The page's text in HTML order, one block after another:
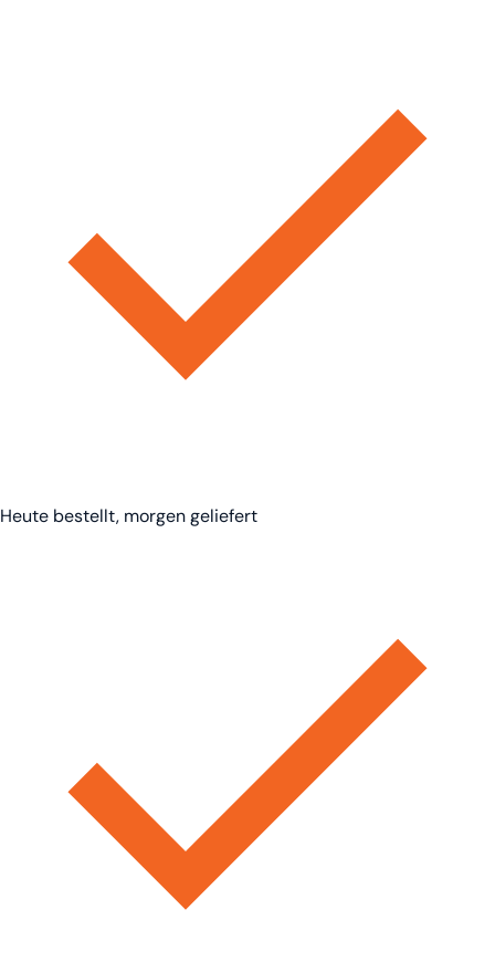
Heute bestellt, morgen geliefert